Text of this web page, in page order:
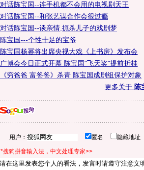
对话陈宝国--连手机都不会用的电视剧天王
对话陈宝国--和张艺谋合作会很过瘾
对话陈宝国--谈亲情,扼杀儿子的戏剧梦
陈宝国---个性十足的宝爷
陈宝国杨幂将出席央视大戏《上书房》发布会
广博会今日正式开幕 陈宝国"飞天奖"提前折桂
《穷爸爸 富爸爸》杀青 陈宝国成剧组保护对象
更多关于 陈
用户： 匿名 隐藏地址
*搜狗拼音输入法，中文处理专家>>